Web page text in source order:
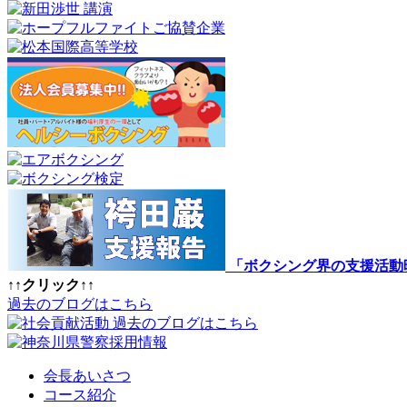
「ボクシング界の支援活
↑↑クリック↑↑
過去のブログはこちら
過去のブログはこちら
会長あいさつ
コース紹介